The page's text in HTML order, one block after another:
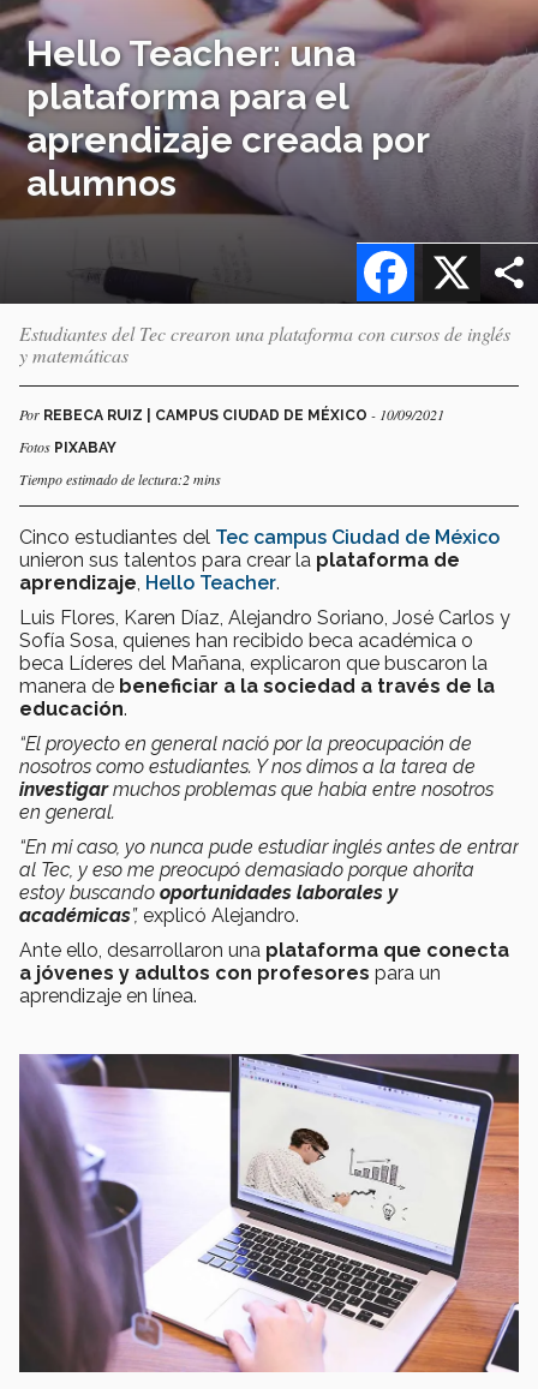
Hello Teacher: una
plataforma para el
aprendizaje creada por
alumnos
X
Facebook
Estudiantes del Tec crearon una plataforma con cursos de inglés
y matemáticas
Por REBECA RUIZ | CAMPUS CIUDAD DE MÉXICO - 10/09/2021
Fotos PIXABAY
Tiempo estimado de lectura:2 mins
Cinco estudiantes del Tec campus Ciudad de México
unieron sus talentos para crear la plataforma de
aprendizaje Hello Teacher.
Luis Flores, Karen Díaz, Alejandro Soriano, José Carlos y
Sofía Sosa, quienes han recibido beca académica o
beca Líderes del Mañana, explicaron que buscaron la
manera de beneficiar a la sociedad a través de la
educación.
“El proyecto en general nació por la preocupación de
nosotros como estudiantes. Y nos dimos a la tarea de
investigarmuchos problemas que había entre nosotros
en general.
“En mi caso, yo nunca pude estudiar inglés antes de entrar
al Tec, y eso me preocupó demasiado porque ahorita
estoy buscando oportunidades laborales y
académicas”, explicó Alejandro.
Ante ello, desarrollaron una plataforma que conecta
a jóvenes y adultos con profesores para un
aprendizaje en línea.